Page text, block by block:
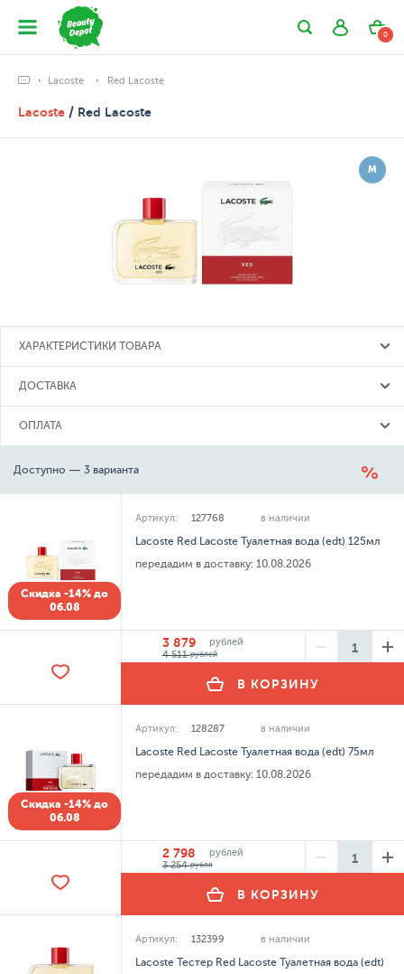
0
Lacoste Red Lacoste
Lacoste / Red Lacoste
М
ХАРАКТЕРИСТИКИ ТОВАРА
ДОСТАВКА
ОПЛАТА
Доступно — 3 варианта
Скидка -14% до
06.08
Артикул: 127768 в наличии
Lacoste Red Lacoste Туалетная вода (edt) 125мл
передадим в доставку: 10.08.2026
3 879
рублей
4 511рублей
В КОРЗИНУ
Скидка -14% до
06.08
Артикул: 128287 в наличии
Lacoste Red Lacoste Туалетная вода (edt) 75мл
передадим в доставку: 10.08.2026
2 798
рублей
3 254рубля
В КОРЗИНУ
Артикул: 132399 в наличии
Lacoste Тестер Red Lacoste Туалетная вода (edt)